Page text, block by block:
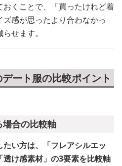
くことで、「買ったけれど着
感が思ったより合わなかっ
せます。
ート服の比較ポイント
合の比較軸
い方は、「フレアシルエッ
透け感素材」の3要素を比較軸